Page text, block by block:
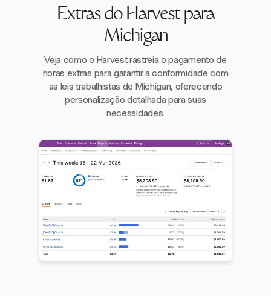
Extras do Harvest para
Michigan
Veja como o Harvest rastreia o pagamento de
horas extras para garantir a conformidade com
as leis trabalhistas de Michigan, oferecendo
personalização detalhada para suas
necessidades.